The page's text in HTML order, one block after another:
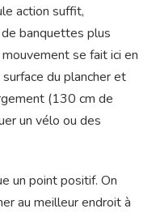
action suffit,
banquettes plus
se fait ici en
du plancher et
(130 cm de
un vélo ou des
un point positif. On
au meilleur endroit à